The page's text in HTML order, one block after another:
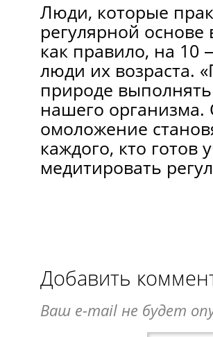
Люди, которые
регулярной основе
как правило, на 10
люди их возраста.
природе
нашего организма.
омоложение
каждого, кто готов
медитировать
Добавить
Ваш e-mail не будет